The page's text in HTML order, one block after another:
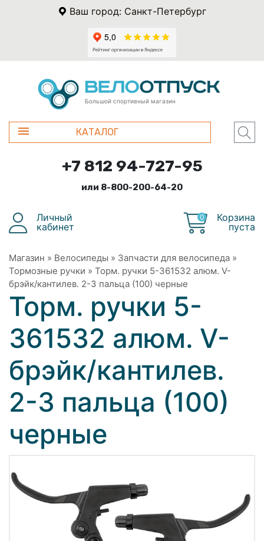
Ваш город: Санкт-Петербург
Большой спортивный магазин
КАТАЛОГ
+7 812 94-727-95
или 8-800-200-64-20
Личный
кабинет
0
Корзина
пуста
Магазин » Велосипеды » Запчасти для велосипеда »
Тормозные ручки » Торм. ручки 5-361532 алюм. V-
брэйк/кантилев. 2-3 пальца (100) черные
Торм. ручки 5-
361532 алюм. V-
брэйк/кантилев.
2-3 пальца (100)
черные